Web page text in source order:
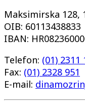
Maksimirska 128,
OIB: 60113438833
IBAN:
Telefon: (01) 2311
Fax: (01) 2328 951
E-mail: